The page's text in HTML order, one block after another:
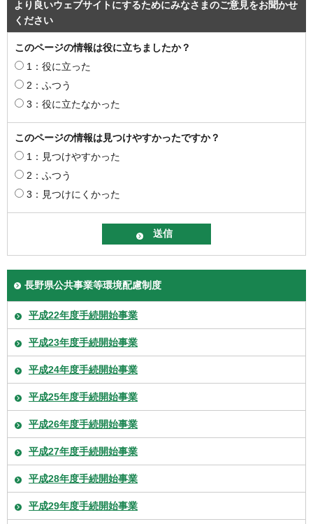
より良いウェブサイトにするためにみなさまのご意見をお聞かせ
ください
このページの情報は役に立ちましたか？
1：役に立った
2：ふつう
3：役に立たなかった
このページの情報は見つけやすかったですか？
1：見つけやすかった
2：ふつう
3：見つけにくかった
長野県公共事業等環境配慮制度
平成22年度手続開始事業
平成23年度手続開始事業
平成24年度手続開始事業
平成25年度手続開始事業
平成26年度手続開始事業
平成27年度手続開始事業
平成28年度手続開始事業
平成29年度手続開始事業